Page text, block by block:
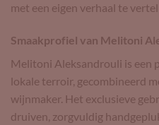
met een eigen verhaal te
Smaakprofiel van Melitoni
Melitoni Aleksandrouli is een
lokale terroir, gecombineerd
wijnmaker. Het exclusieve
druiven, zorgvuldig